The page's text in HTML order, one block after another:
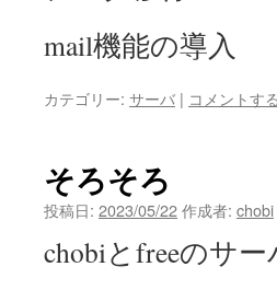
mail機能の導入
カテゴリー: サーバ | コメントする
そろそろ
投稿日: 2023/05/22作成者: chobi
chobiとfreeのサ